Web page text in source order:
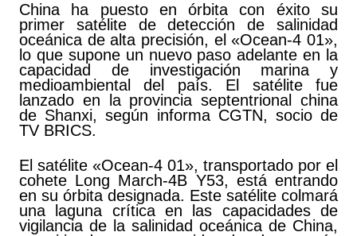
China ha puesto en órbita con éxito su
primer satélite de detección de salinidad
oceánica de alta precisión, el «Ocean-4 01»,
lo que supone un nuevo paso adelante en la
capacidad de investigación marina y
medioambiental del país. El satélite fue
lanzado en la provincia septentrional china
de Shanxi, según informa CGTN, socio de
TV BRICS.
El satélite «Ocean-4 01», transportado por el
cohete Long March-4B Y53, está entrando
en su órbita designada. Este satélite colmará
una laguna crítica en las capacidades de
vigilancia de la salinidad oceánica de China,